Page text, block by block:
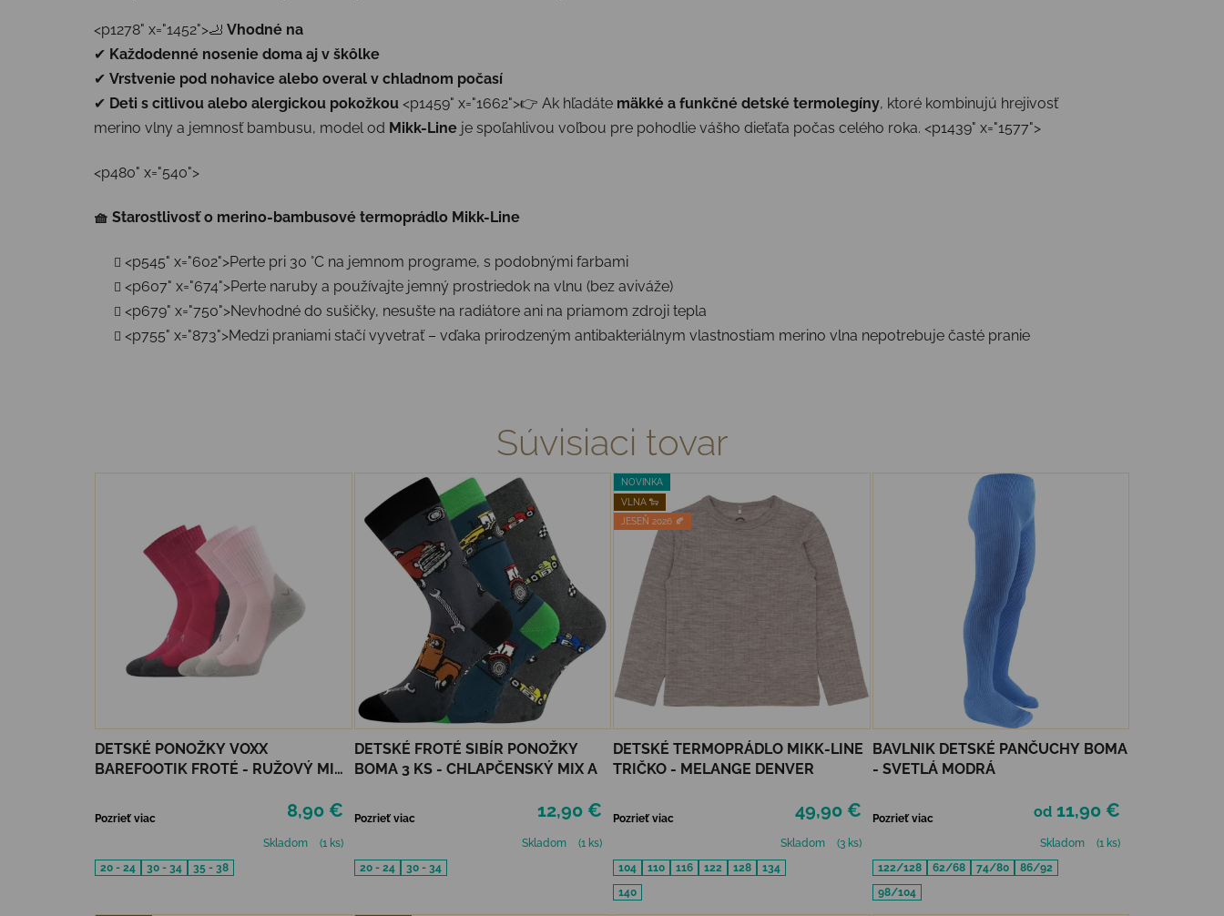
<p1278" x="1452">🦶 Vhodné na
✔ Každodenné nosenie doma aj v škôlke
✔ Vrstvenie pod nohavice alebo overal v chladnom počasí
✔ Deti s citlivou alebo alergickou pokožkou <p1459" x="1662">👉 Ak hľadáte mäkké a funkčné detské termolegíny, ktoré kombinujú hrejivosť
merino vlny a jemnosť bambusu, model od Mikk-Line je spoľahlivou voľbou pre pohodlie vášho dieťaťa počas celého roka. <p1439" x="1577">
<p480" x="540">
🧺 Starostlivosť o merino-bambusové termoprádlo Mikk-Line
<p545" x="602">Perte pri 30 °C na jemnom programe, s podobnými farbami
<p607" x="674">Perte naruby a používajte jemný prostriedok na vlnu (bez aviváže)
<p679" x="750">Nevhodné do sušičky, nesušte na radiátore ani na priamom zdroji tepla
<p755" x="873">Medzi praniami stačí vyvetrať – vďaka prirodzeným antibakteriálnym vlastnostiam merino vlna nepotrebuje časté pranie
Súvisiaci tovar
DETSKÉ PONOŽKY VOXX
BAREFOOTIK FROTÉ - RUŽOVÝ MIX
8,90 €
Pozrieť viac
Skladom
(1 ks)
20 - 24
30 - 34 35 - 38
DETSKÉ FROTÉ SIBÍR PONOŽKY
BOMA 3 KS - CHLAPČENSKÝ MIX A
12,90 €
Pozrieť viac
Skladom
(1 ks)
20 - 24
30 - 34
NOVINKA
VLNA 🐑
JESEŇ 2026 🍂
DETSKÉ TERMOPRÁDLO MIKK-LINE
TRIČKO - MELANGE DENVER
49,90 €
Pozrieť viac
Skladom
(3 ks)
104
110 116 122 128
134
140
BAVLNIK DETSKÉ PANČUCHY BOMA
- SVETLÁ MODRÁ
od 11,90 €
Pozrieť viac
Skladom
(1 ks)
122/128
62/68 74/80
86/92
98/104